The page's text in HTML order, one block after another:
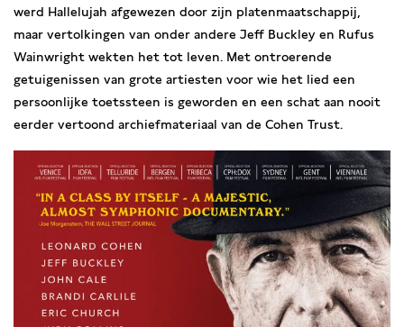
werd Hallelujah afgewezen door zijn platenmaatschappij,
maar vertolkingen van onder andere Jeff Buckley en Rufus
Wainwright wekten het tot leven. Met ontroerende
getuigenissen van grote artiesten voor wie het lied een
persoonlijke toetssteen is geworden en een schat aan nooit
eerder vertoond archiefmateriaal van de Cohen Trust.